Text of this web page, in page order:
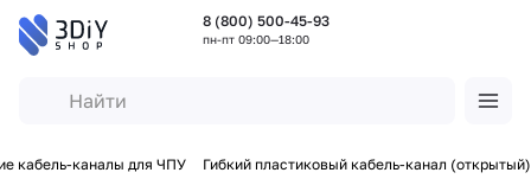
8 (800) 500-45-93
пн-пт 09:00—18:00
кабель-каналы для ЧПУ Гибкий пластиковый кабель-канал (открытый)